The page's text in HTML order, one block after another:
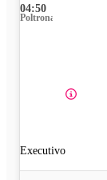
04:50
Poltrona
Executivo